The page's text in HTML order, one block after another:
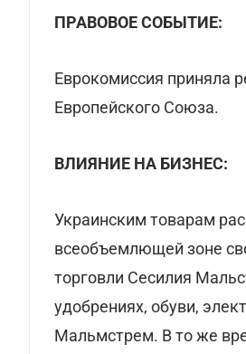
ПРАВОВОЕ СОБЫТИЕ:
Еврокомиссия приняла
Европейского Союза.
ВЛИЯНИЕ НА БИЗНЕС:
Украинским товарам
всеобъемлющей зоне
торговли Сесилия
удобрениях, обуви,
Мальмстрем. В то же